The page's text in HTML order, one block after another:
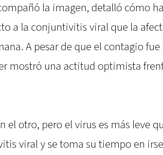
la imagen, detalló cómo
a la conjuntivitis viral que la
A pesar de que el contagio
mostró una actitud optimista
el otro, pero el virus es más leve
viral y se toma su tiempo en